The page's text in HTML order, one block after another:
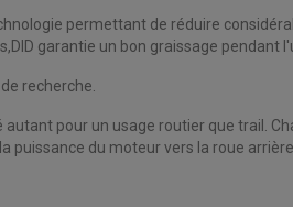
permettant de réduire
garantie un bon graissage pendant
recherche.
pour un usage routier que trail.
puissance du moteur vers la roue arrière.